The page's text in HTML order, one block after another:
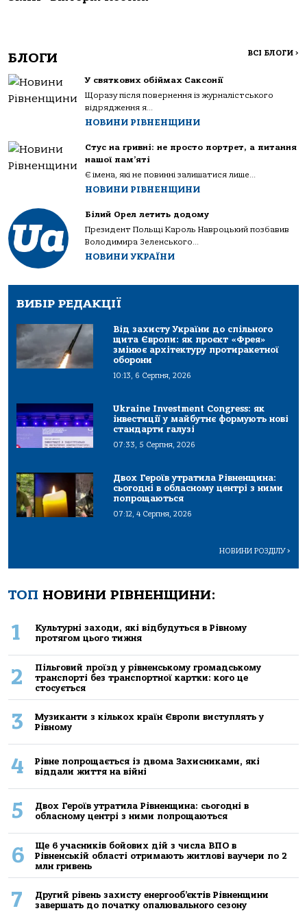
БЛОГИ ВСІ БЛОГИ >
У святкових обіймах Саксонії
Щоразу після повернення із журналістського
відрядження я...
НОВИНИ РІВНЕНЩИНИ
Стус на гривні: не просто портрет, а питання
нашої пам’яті
Є імена, які не повинні залишатися лише...
НОВИНИ РІВНЕНЩИНИ
Білий Орел летить додому
Президент Польщі Кароль Навроцький позбавив
Володимира Зеленського...
НОВИНИ УКРАЇНИ
ВИБІР РЕДАКЦІЇ
Від захисту України до спільного
щита Європи: як проєкт «Фрея»
змінює архітектуру протиракетної
оборони
10:13, 6 Серпня, 2026
Ukraine Investment Congress: як
інвестиції у майбутнє формують нові
стандарти галузі
07:33, 5 Серпня, 2026
Двох Героїв утратила Рівненщина:
сьогодні в обласному центрі з ними
попрощаються
07:12, 4 Серпня, 2026
НОВИНИ РОЗДІЛУ>
ТОП НОВИНИ РІВНЕНЩИНИ:
1
Культурні заходи, які відбудуться в Рівному
протягом цього тижня
2
Пільговий проїзд у рівненському громадському
транспорті без транспортної картки: кого це
стосується
3
Музиканти з кількох країн Європи виступлять у
Рівному
4
Рівне попрощається із двома Захисниками, які
віддали життя на війні
5
Двох Героїв утратила Рівненщина: сьогодні в
обласному центрі з ними попрощаються
6
Ще 6 учасників бойових дій з числа ВПО в
Рівненській області отримають житлові ваучери по 2
млн гривень
7
Другий рівень захисту енергооб’єктів Рівненщини
завершать до початку опалювального сезону